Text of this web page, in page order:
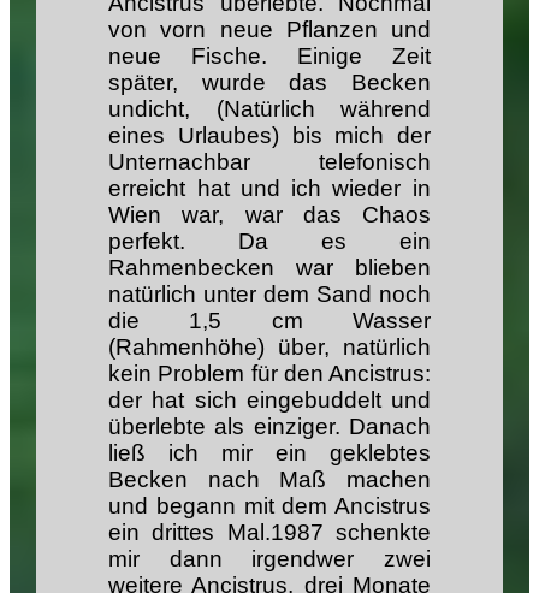
von vorn neue Pflanzen und
neue Fische. Einige Zeit
später, wurde das Becken
undicht, (Natürlich während
eines Urlaubes) bis mich der
Unternachbar telefonisch
erreicht hat und ich wieder in
Wien war, war das Chaos
perfekt. Da es ein
Rahmenbecken war blieben
natürlich unter dem Sand noch
die 1,5 cm Wasser
(Rahmenhöhe) über, natürlich
kein Problem für den Ancistrus:
der hat sich eingebuddelt und
überlebte als einziger. Danach
ließ ich mir ein geklebtes
Becken nach Maß machen
und begann mit dem Ancistrus
ein drittes Mal.1987 schenkte
mir dann irgendwer zwei
weitere Ancistrus, drei Monate